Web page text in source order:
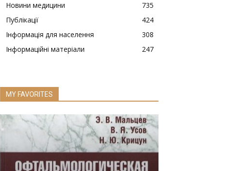
Новини медицини
735
Публікації
424
Інформація для населення
308
Інформаційні матеріали
247
MY FAVORITES